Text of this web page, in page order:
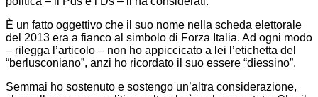
È un fatto oggettivo che il suo nome nella scheda elettorale
del 2013 era a fianco al simbolo di Forza Italia. Ad ogni modo
– rilegga l’articolo – non ho appiccicato a lei l’etichetta del
“berlusconiano”, anzi ho ricordato il suo essere “diessino”.
Semmai ho sostenuto e sostengo un’altra considerazione,